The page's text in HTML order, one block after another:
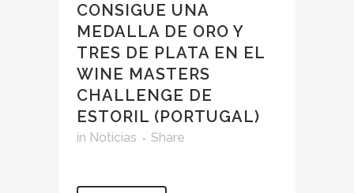
CONSIGUE UNA
MEDALLA DE ORO Y
TRES DE PLATA EN EL
WINE MASTERS
CHALLENGE DE
ESTORIL (PORTUGAL)
in Noticias Share